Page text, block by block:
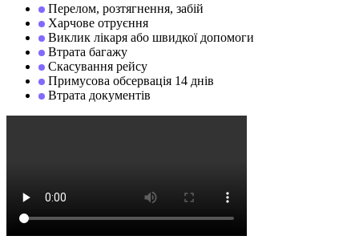
Перелом, розтягнення, забій
Харчове отруєння
Виклик лікаря або швидкої допомоги
Втрата багажу
Скасування рейсу
Примусова обсервація 14 днів
Втрата документів